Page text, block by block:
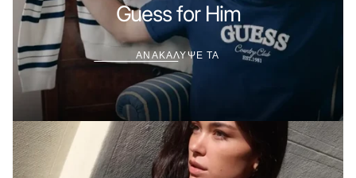
Guess for Him
ΑΝΑΚΑΛΥΨΕ ΤΑ